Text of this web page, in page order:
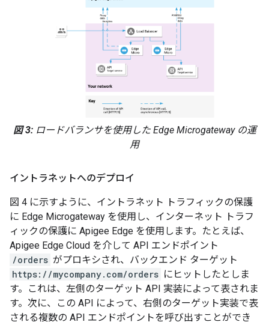
図 3: ロードバランサを使用した Edge Microgateway の運
用
イントラネットへのデプロイ
図 4 に示すように、イントラネット トラフィックの保護
に Edge Microgateway を使用し、インターネット トラフ
ィックの保護に Apigee Edge を使用します。たとえば、
Apigee Edge Cloud を介して API エンドポイント
/orders がプロキシされ、バックエンド ターゲット
https://mycompany.com/orders にヒットしたとしま
す。これは、左側のターゲット API 実装によって表されま
す。次に、この API によって、右側のターゲット実装で表
される複数の API エンドポイントを呼び出すことができ